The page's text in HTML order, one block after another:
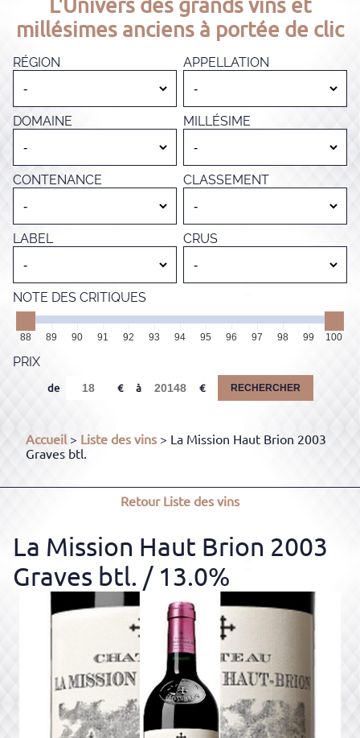
L'Univers des grands vins et
millésimes anciens à portée de clic
RÉGION APPELLATION
DOMAINE MILLÉSIME
CONTENANCE CLASSEMENT
LABEL CRUS
NOTE DES CRITIQUES
88 89 90 91 92 93 94 95 96 97 98 99 100
PRIX
de à RECHERCHER
Accueil> Liste des vins > La Mission Haut Brion 2003
Graves btl.
RetourListe des vins
La Mission Haut Brion 2003
Graves btl. / 13.0%